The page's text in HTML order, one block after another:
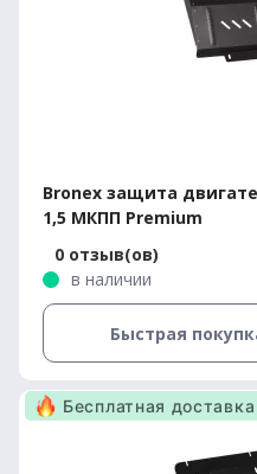
Bronex защита
1,5 МКПП Premium
0 отзыв(ов)
в наличии
Быстрая
Бесплатная доставка